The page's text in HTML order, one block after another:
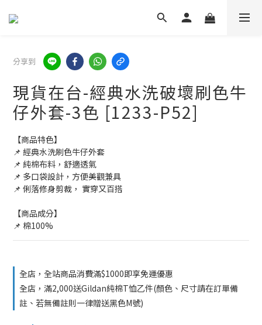
分享到
現貨在台-經典水洗破壞刷色牛
仔外套-3色 [1233-P52]
【商品特色】
📌 經典水洗刷色牛仔外套
📌 純棉布料，舒適透氣
📌 多口袋設計，方便美觀兼具
📌 俐落修身剪裁， 實穿又百搭
【商品成分】
📌 棉100%
全店，全站商品消費滿$1000即享免運優惠
全店，滿2,000送Gildan純棉T恤乙件(顏色、尺寸請在訂單備
註、若無備註則一律贈送黑色M號)